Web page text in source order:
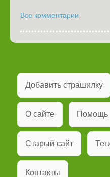
Все комментарии
Добавить страшилку
О сайте Помощь
Старый сайт
Контакты